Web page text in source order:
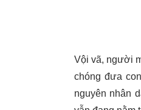
Vội vã, người
chóng đưa
nguyên nhân